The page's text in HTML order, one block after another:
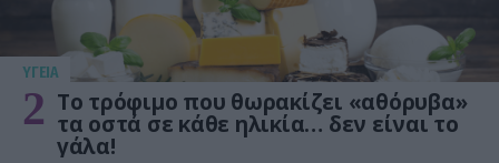
ΥΓΕΙΑ
2 Το τρόφιμο που θωρακίζει «αθόρυβα»
τα οστά σε κάθε ηλικία… δεν είναι το
γάλα!